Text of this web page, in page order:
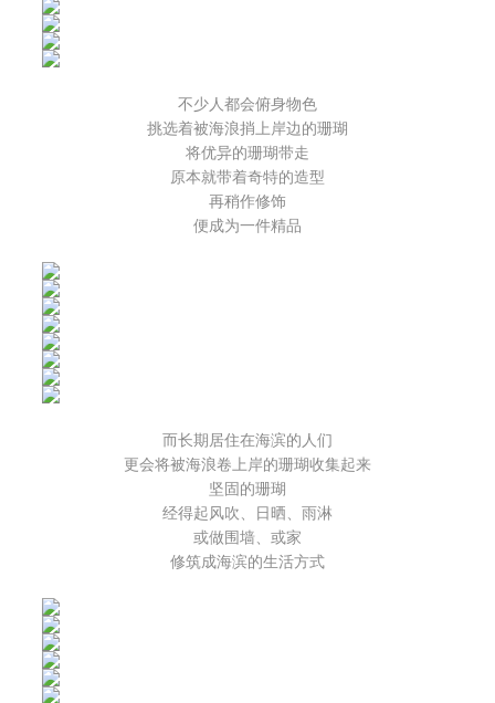
不少人都会俯身物色
挑选着被海浪捎上岸边的珊瑚
将优异的珊瑚带走
原本就带着奇特的造型
再稍作修饰
便成为一件精品
而长期居住在海滨的人们
更会将被海浪卷上岸的珊瑚收集起来
坚固的珊瑚
经得起风吹、日晒、雨淋
或做围墙、或家
修筑成海滨的生活方式